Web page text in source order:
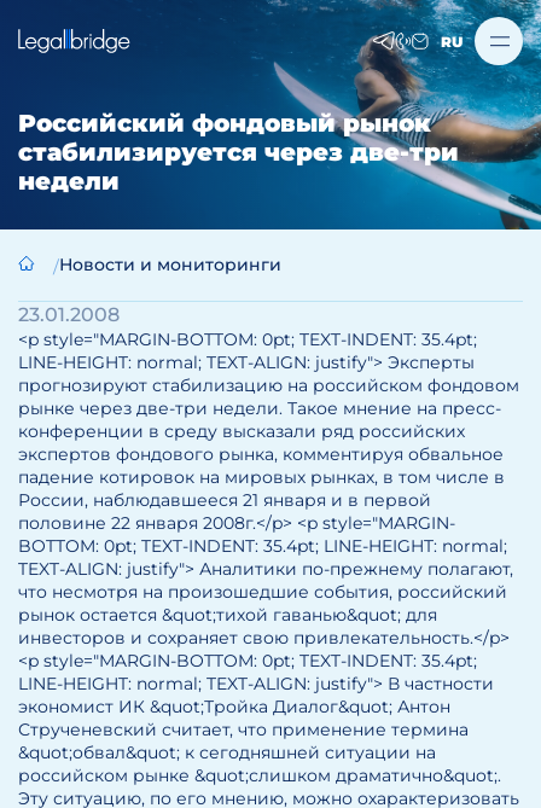
RU
Российский фондовый рынок
стабилизируется через две-три
недели
Новости и мониторинги
23.01.2008
<p style="MARGIN-BOTTOM: 0pt; TEXT-INDENT: 35.4pt;
LINE-HEIGHT: normal; TEXT-ALIGN: justify"> Эксперты
прогнозируют стабилизацию на российском фондовом
рынке через две-три недели. Такое мнение на пресс-
конференции в среду высказали ряд российских
экспертов фондового рынка, комментируя обвальное
падение котировок на мировых рынках, в том числе в
России, наблюдавшееся 21 января и в первой
половине 22 января 2008г.</p> <p style="MARGIN-
BOTTOM: 0pt; TEXT-INDENT: 35.4pt; LINE-HEIGHT: normal;
TEXT-ALIGN: justify"> Аналитики по-прежнему полагают,
что несмотря на произошедшие события, российский
рынок остается &quot;тихой гаванью&quot; для
инвесторов и сохраняет свою привлекательность.</p>
<p style="MARGIN-BOTTOM: 0pt; TEXT-INDENT: 35.4pt;
LINE-HEIGHT: normal; TEXT-ALIGN: justify"> В частности
экономист ИК &quot;Тройка Диалог&quot; Антон
Струченевский считает, что применение термина
&quot;обвал&quot; к сегодняшней ситуации на
российском рынке &quot;слишком драматично&quot;.
Эту ситуацию, по его мнению, можно охарактеризовать